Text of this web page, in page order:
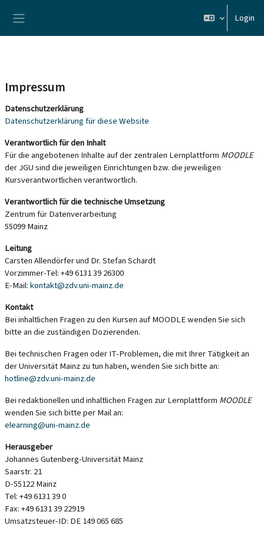
Login
Impressum
Datenschutzerklärung
Datenschutzerklärung für diese Website
Verantwortlich für den Inhalt
Für die angebotenen Inhalte auf der zentralen Lernplattform MOODLE
der JGU sind die jeweiligen Einrichtungen bzw. die jeweiligen
Kursverantwortlichen verantwortlich.
Verantwortlich für die technische Umsetzung
Zentrum für Datenverarbeitung
55099 Mainz
Leitung
Carsten Allendörfer und Dr. Stefan Schardt
Vorzimmer-Tel: +49 6131 39 26300
E-Mail:kontakt@zdv.uni-mainz.de
Kontakt
Bei inhaltlichen Fragen zu den Kursen auf MOODLE wenden Sie sich
bitte an die zuständigen Dozierenden.
Bei technischen Fragen oder IT-Problemen, die mit Ihrer Tätigkeit an
der Universität Mainz zu tun haben, wenden Sie sich bitte an:
hotline@zdv.uni-mainz.de
Bei redaktionellen und inhaltlichen Fragen zur Lernplattform MOODLE
wenden Sie sich bitte per Mail an:
elearning@uni-mainz.de
Herausgeber
Johannes Gutenberg-Universität Mainz
Saarstr. 21
D-55122 Mainz
Tel: +49 6131 39 0
Fax: +49 6131 39 22919
Umsatzsteuer-ID: DE 149 065 685